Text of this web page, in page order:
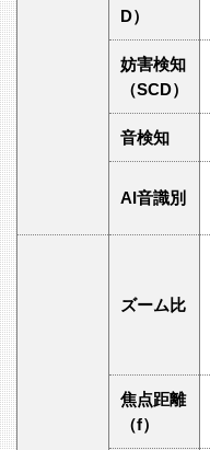
D）
妨害検知
（SCD）
音検知
AI音識別
ズーム比
焦点距離
（f）